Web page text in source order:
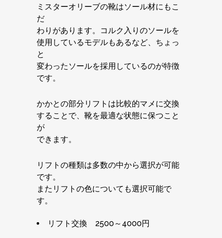
ミスターオリーブの靴はソール材にもこ
だ
わりがあります。コルク入りのソールを
使用しているモデルもあるなど、ちょっ
と
変わったソールを採用しているのが特徴
です。
かかとの部分リフトは比較的マメに交換
することで、靴を最適な状態に保つこと
が
できます。
リフトの種類は多数の中から選択が可能
です。
またリフトの色についても選択可能で
す。
リフト交換 2500～4000円